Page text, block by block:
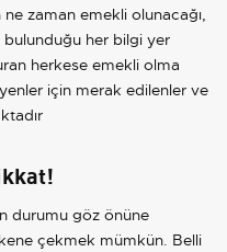
zaman emekli olunacağı,
bulunduğu her bilgi yer
herkese emekli olma
için merak edilenler ve
durumu göz önüne
çekmek mümkün. Belli